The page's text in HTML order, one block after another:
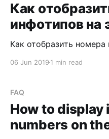
Как
инфотипов на
Как отобразить
06 Jun 2019 1 min read
FAQ
How to display
numbers on